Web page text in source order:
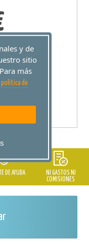
DE AYUDA
NI GASTOS NI
COMISIONES
y de
sitio
más
politica de